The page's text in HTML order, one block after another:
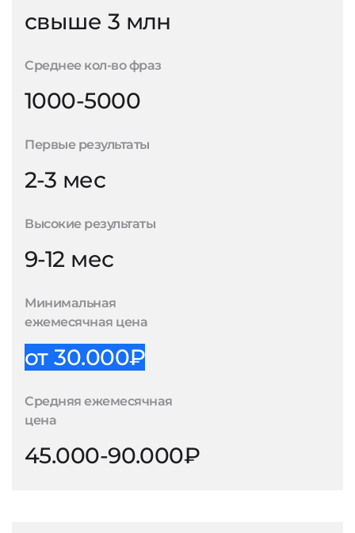
свыше 3 млн
Среднее кол-во фраз
1000-5000
Первые результаты
2-3 мес
Высокие результаты
9-12 мес
Минимальная
ежемесячная цена
от 30.000₽
Средняя ежемесячная
цена
45.000-90.000₽